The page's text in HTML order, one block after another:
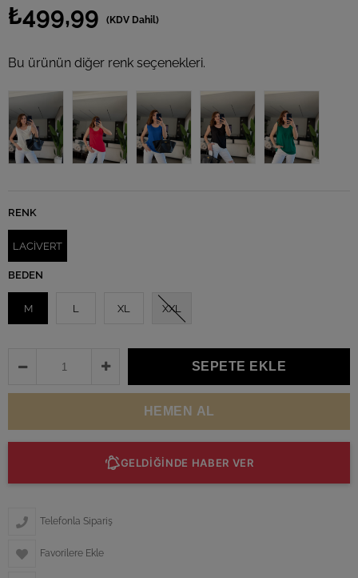
₺499,99 (KDV Dahil)
Bu ürünün diğer renk seçenekleri.
RENK
LACİVERT
BEDEN
M L XL XXL
GELDİĞİNDE HABER VER
Telefonla Sipariş
Favorilere Ekle